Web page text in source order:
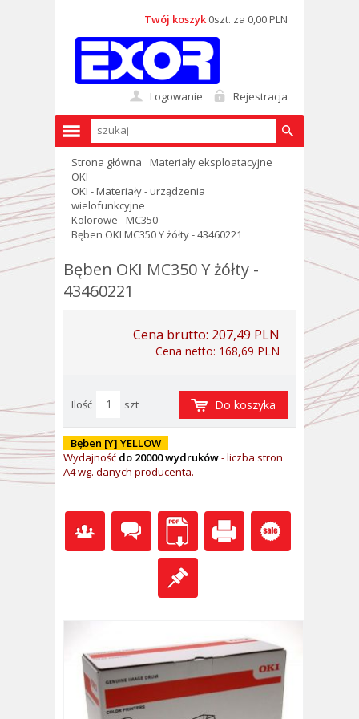
Logowanie Rejestracja
Twój koszyk 0szt. za 0,00 PLN
Strona główna
Materiały eksploatacyjne
OKI
OKI - Materiały - urządzenia
wielofunkcyjne
Kolorowe
MC350
Bęben OKI MC350 Y żółty - 43460221
Bęben OKI MC350 Y żółty -
43460221
Cena brutto: 207,49 PLN
Cena netto: 168,69 PLN
Ilość szt Do koszyka
Bęben [Y] YELLOW
Wydajność do 20000 wydruków- liczba stron
A4 wg. danych producenta.